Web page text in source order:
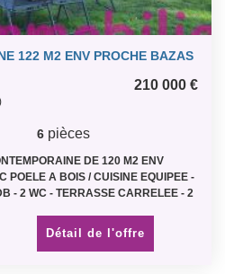
122 M2 ENV PROCHE BAZAS
210 000 €
6 pièces
DE 120 M2 ENV
POELE A BOIS / CUISINE EQUIPEE -
- 2 WC - TERRASSE CARRELEE - 2
200 000 € plus honoraires 10
Détail de l'offre